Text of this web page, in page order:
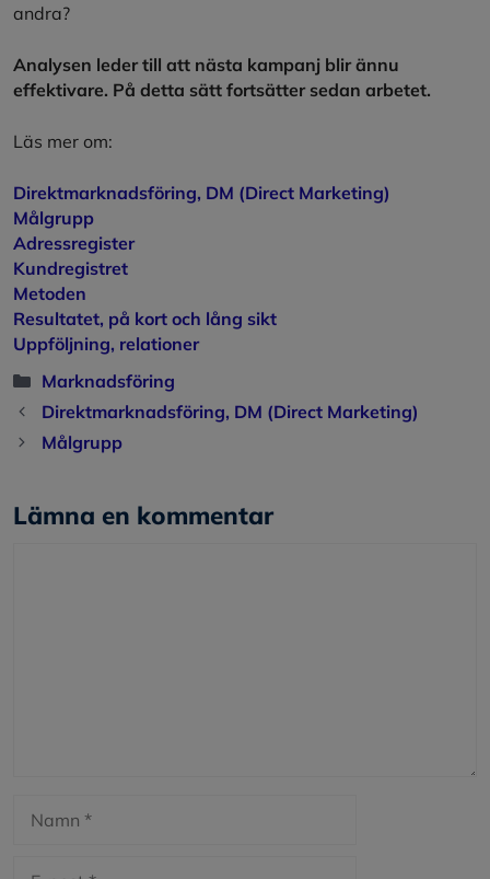
andra?
Analysen leder till att nästa kampanj blir ännu
effektivare. På detta sätt fortsätter sedan arbetet.
Läs mer om:
Direktmarknadsföring, DM (Direct Marketing)
Målgrupp
Adressregister
Kundregistret
Metoden
Resultatet, på kort och lång sikt
Uppföljning, relationer
Kategorier
Marknadsföring
Direktmarknadsföring, DM (Direct Marketing)
Målgrupp
Lämna en kommentar